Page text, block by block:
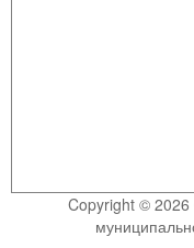
Copyright ©